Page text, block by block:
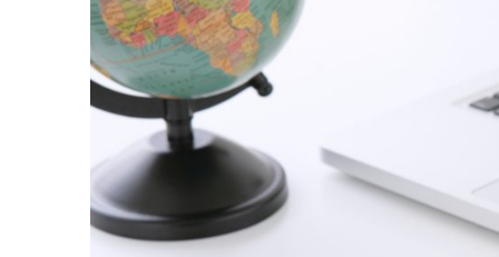
得3
ヶ
条
1.1.
1-1.
最初
から
いカ
バン